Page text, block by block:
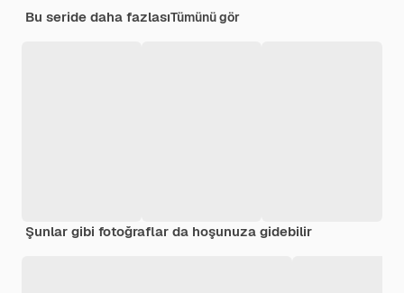
Bu seride daha fazlasıTümünü gör
Şunlar gibi fotoğraflar da hoşunuza gidebilir